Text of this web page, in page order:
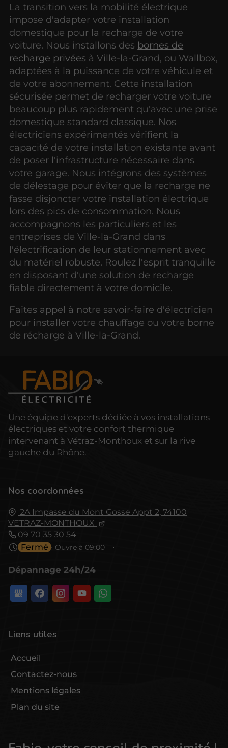
La transition vers la mobilité électrique
impose d'adapter votre installation
domestique pour la recharge de votre
voiture. Nous installons des bornes de
recharge privées à Ville-la-Grand, ou Wallbox,
adaptées à la puissance de votre véhicule et
de votre abonnement. Cette installation
sécurisée permet de recharger votre voiture
beaucoup plus rapidement qu'avec une prise
domestique standard classique. Nos
électriciens expérimentés vérifient la
capacité de votre installation existante avant
de poser l'infrastructure nécessaire dans
votre garage. Nous intégrons des systèmes
de délestage pour éviter que la recharge ne
fasse disjoncter votre installation électrique
lors des pics de consommation. Nous
accompagnons les particuliers et les
entreprises de Ville-la-Grand dans
l'électrification de leur stationnement avec
du matériel robuste. Roulez l'esprit tranquille
en disposant d'une solution de recharge
fiable directement à votre domicile.
Faites appel à notre savoir-faire d'électricien
pour installer votre chauffage ou votre borne
de récharge à Ville-la-Grand.
Une équipe d'experts dédiée à vos installations
électriques et votre confort thermique
intervenant à Vétraz-Monthoux et sur la rive
gauche du Rhône.
Nos coordonnées
2A Impasse du Mont Gosse Appt 2, 74100
VETRAZ-MONTHOUX
09 70 35 30 54
Fermé ⋅ Ouvre à 09:00
Dépannage 24h/24
Liens utiles
Accueil
Contactez-nous
Mentions légales
Plan du site